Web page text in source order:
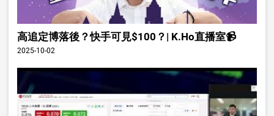
高追定博落後？快手可見$100？| K.Ho直播室📹
2025-10-02